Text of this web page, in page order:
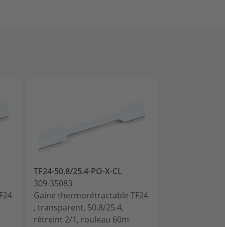
TF24-50.8/25.4-PO-X-CL
309-35083
Gaine thermorétractable TF24
, transparent, 50.8/25.4,
rétreint 2/1, rouleau 60m